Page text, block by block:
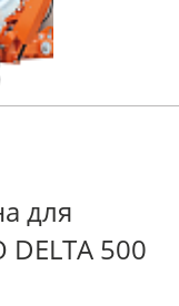
для
DELTA 500